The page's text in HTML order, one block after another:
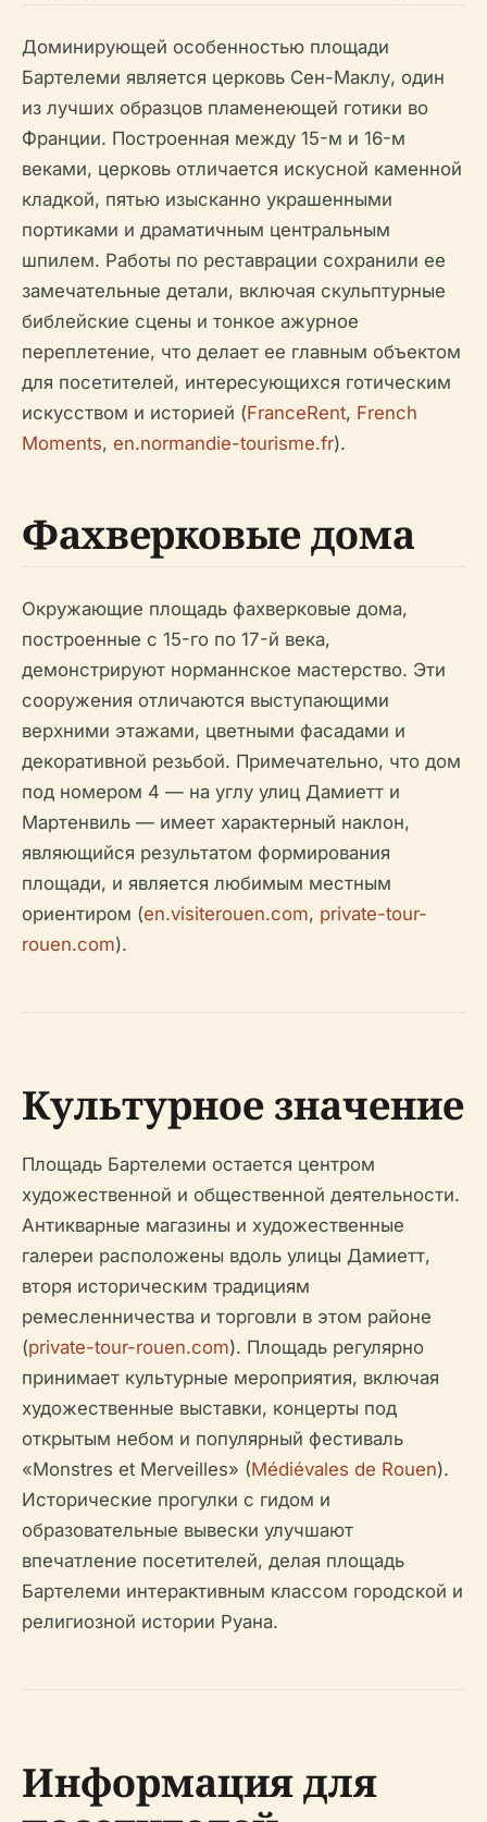
Доминирующей особенностью площади
Бартелеми является церковь Сен-Маклу, один
из лучших образцов пламенеющей готики во
Франции. Построенная между 15-м и 16-м
веками, церковь отличается искусной каменной
кладкой, пятью изысканно украшенными
портиками и драматичным центральным
шпилем. Работы по реставрации сохранили ее
замечательные детали, включая скульптурные
библейские сцены и тонкое ажурное
переплетение, что делает ее главным объектом
для посетителей, интересующихся готическим
искусством и историей (FranceRent, French
Moments, en.normandie-tourisme.fr).
Фахверковые дома
Окружающие площадь фахверковые дома,
построенные с 15-го по 17-й века,
демонстрируют норманнское мастерство. Эти
сооружения отличаются выступающими
верхними этажами, цветными фасадами и
декоративной резьбой. Примечательно, что дом
под номером 4 — на углу улиц Дамиетт и
Мартенвиль — имеет характерный наклон,
являющийся результатом формирования
площади, и является любимым местным
ориентиром (en.visiterouen.com, private-tour-
rouen.com).
Культурное значение
Площадь Бартелеми остается центром
художественной и общественной деятельности.
Антикварные магазины и художественные
галереи расположены вдоль улицы Дамиетт,
вторя историческим традициям
ремесленничества и торговли в этом районе
(private-tour-rouen.com). Площадь регулярно
принимает культурные мероприятия, включая
художественные выставки, концерты под
открытым небом и популярный фестиваль
«Monstres et Merveilles» (Médiévales de Rouen).
Исторические прогулки с гидом и
образовательные вывески улучшают
впечатление посетителей, делая площадь
Бартелеми интерактивным классом городской и
религиозной истории Руана.
Информация для